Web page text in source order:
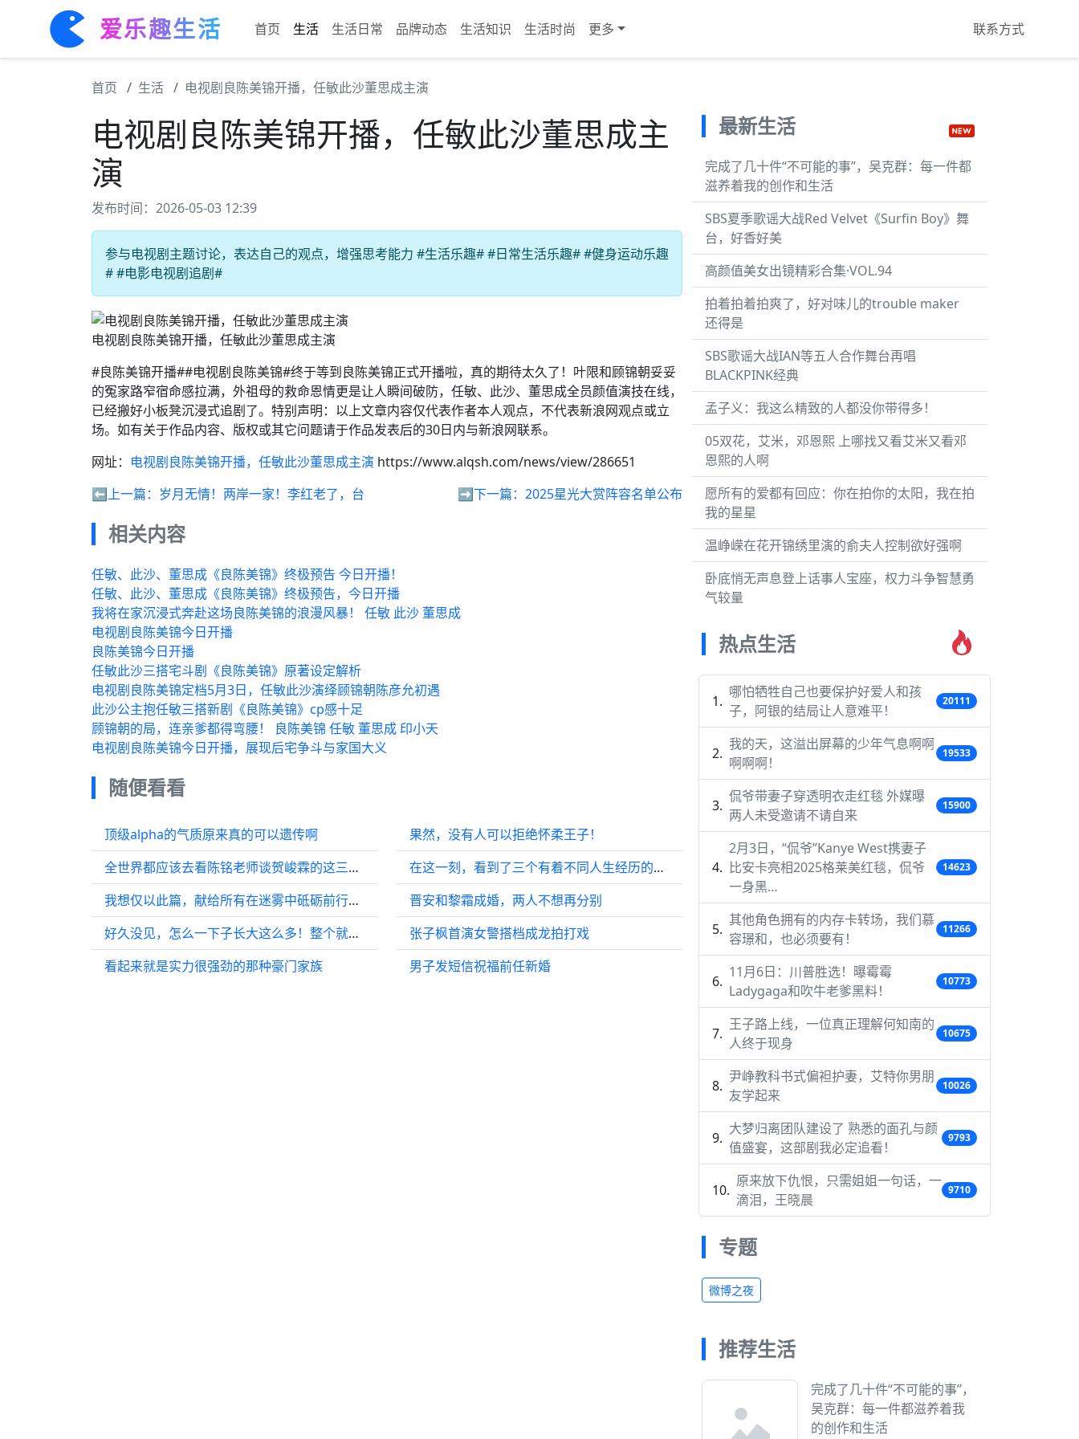
爱乐趣生活 首页 生活 生活日常 品牌动态 生活知识 生活时尚 更多 联系方式
首页 生活 电视剧良陈美锦开播，任敏此沙董思成主演
电视剧良陈美锦开播，任敏此沙董思成主
演
发布时间：2026-05-03 12:39
参与电视剧主题讨论，表达自己的观点，增强思考能力 #生活乐趣# #日常生活乐趣# #健身运动乐趣
# #电影电视剧追剧#
电视剧良陈美锦开播，任敏此沙董思成主演
#良陈美锦开播##电视剧良陈美锦#终于等到良陈美锦正式开播啦，真的期待太久了！叶限和顾锦朝妥妥
的冤家路窄宿命感拉满，外祖母的救命恩情更是让人瞬间破防，任敏、此沙、董思成全员颜值演技在线，
已经搬好小板凳沉浸式追剧了。特别声明：以上文章内容仅代表作者本人观点，不代表新浪网观点或立
场。如有关于作品内容、版权或其它问题请于作品发表后的30日内与新浪网联系。
网址： 电视剧良陈美锦开播，任敏此沙董思成主演 https://www.alqsh.com/news/view/286651
⬅️上一篇： 岁月无情！两岸一家！李红老了，台 ➡️下一篇： 2025星光大赏阵容名单公布
相关内容
任敏、此沙、董思成《良陈美锦》终极预告 今日开播！
任敏、此沙、董思成《良陈美锦》终极预告，今日开播
我将在家沉浸式奔赴这场良陈美锦的浪漫风暴！ 任敏 此沙 董思成
电视剧良陈美锦今日开播
良陈美锦今日开播
任敏此沙三搭宅斗剧《良陈美锦》原著设定解析
电视剧良陈美锦定档5月3日，任敏此沙演绎顾锦朝陈彦允初遇
此沙公主抱任敏三搭新剧《良陈美锦》cp感十足
顾锦朝的局，连亲爹都得弯腰！ 良陈美锦 任敏 董思成 印小天
电视剧良陈美锦今日开播，展现后宅争斗与家国大义
随便看看
顶级alpha的气质原来真的可以遗传啊
全世界都应该去看陈铭老师谈贺峻霖的这三分钟！
我想仅以此篇，献给所有在迷雾中砥砺前行的朋友们
好久没见，怎么一下子长大这么多！整个就是给人不一样的感受！
看起来就是实力很强劲的那种豪门家族
果然，没有人可以拒绝怀柔王子！
在这一刻，看到了三个有着不同人生经历的女人彼此欣赏，惺惺相惜的珍贵感情
晋安和黎霜成婚，两人不想再分别
张子枫首演女警搭档成龙拍打戏
男子发短信祝福前任新婚
最新生活
完成了几十件“不可能的事”，吴克群：每一件都
滋养着我的创作和生活
SBS夏季歌谣大战Red Velvet《Surfin Boy》舞
台，好香好美
高颜值美女出镜精彩合集·VOL.94
拍着拍着拍爽了，好对味儿的trouble maker
还得是
SBS歌谣大战IAN等五人合作舞台再唱
BLACKPINK经典
孟子义：我这么精致的人都没你带得多！
05双花，艾米，邓恩熙 上哪找又看艾米又看邓
恩熙的人啊
愿所有的爱都有回应：你在拍你的太阳，我在拍
我的星星
温峥嵘在花开锦绣里演的俞夫人控制欲好强啊
卧底悄无声息登上话事人宝座，权力斗争智慧勇
气较量
热点生活
哪怕牺牲自己也要保护好爱人和孩
子，阿银的结局让人意难平！
20111
我的天，这溢出屏幕的少年气息啊啊
啊啊啊！
19533
侃爷带妻子穿透明衣走红毯 外媒曝
两人未受邀请不请自来
15900
2月3日，“侃爷”Kanye West携妻子
比安卡亮相2025格莱美红毯，侃爷
一身黑…
14623
其他角色拥有的内存卡转场，我们慕
容璟和，也必须要有！
11266
11月6日：川普胜选！曝霉霉
Ladygaga和吹牛老爹黑料！
10773
王子路上线，一位真正理解何知南的
人终于现身
10675
尹峥教科书式偏袒护妻，艾特你男朋
友学起来
10026
大梦归离团队建设了 熟悉的面孔与颜
值盛宴，这部剧我必定追看！
9793
原来放下仇恨，只需姐姐一句话，一
滴泪，王晓晨
9710
专题
微博之夜
推荐生活
完成了几十件“不可能的事”，
吴克群：每一件都滋养着我
的创作和生活